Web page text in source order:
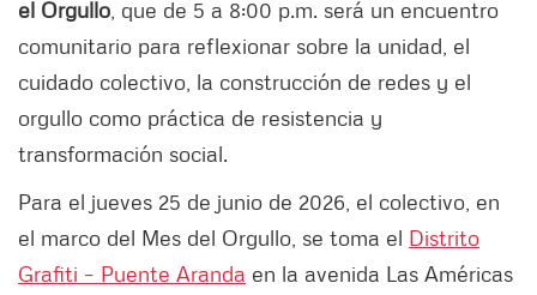
el Orgullo, que de 5 a 8:00 p.m. será un encuentro
comunitario para reflexionar sobre la unidad, el
cuidado colectivo, la construcción de redes y el
orgullo como práctica de resistencia y
transformación social.
Para el jueves 25 de junio de 2026, el colectivo, en
el marco del Mes del Orgullo, se toma el Distrito
Grafiti – Puente Aranda en la avenida Las Américas